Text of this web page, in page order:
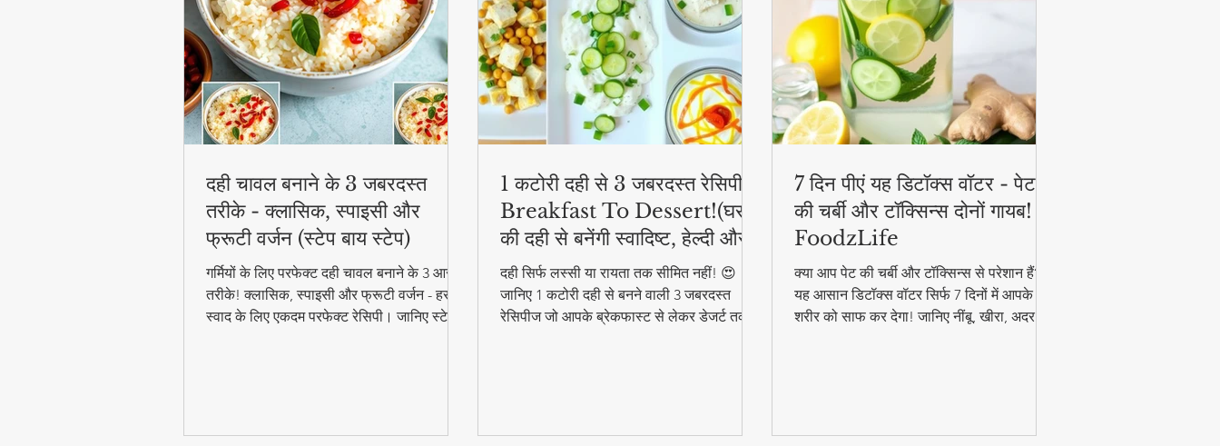
दही चावल बनाने के 3 जबरदस्त
तरीके - क्लासिक, स्पाइसी और
फ्रूटी वर्जन (स्टेप बाय स्टेप)
गर्मियों के लिए परफेक्ट दही चावल बनाने के 3 आसान
तरीके! क्लासिक, स्पाइसी और फ्रूटी वर्जन - हर
स्वाद के लिए एकदम परफेक्ट रेसिपी। जानिए स्टेप
1 कटोरी दही से 3 जबरदस्त रेसिपी –
Breakfast To Dessert!(घर
की दही से बनेंगी स्वादिष्ट, हेल्दी और
आसान डिशेज)
दही सिर्फ लस्सी या रायता तक सीमित नहीं! 😍
जानिए 1 कटोरी दही से बनने वाली 3 जबरदस्त
रेसिपीज जो आपके ब्रेकफास्ट से लेकर डेजर्ट तक
7 दिन पीएं यह डिटॉक्स वॉटर - पेट
की चर्बी और टॉक्सिन्स दोनों गायब! |
FoodzLife
क्या आप पेट की चर्बी और टॉक्सिन्स से परेशान हैं?
यह आसान डिटॉक्स वॉटर सिर्फ 7 दिनों में आपके
शरीर को साफ कर देगा! जानिए नींबू, खीरा, अदरक